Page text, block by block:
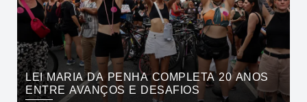
LEI MARIA DA PENHA COMPLETA 20 ANOS
ENTRE AVANÇOS E DESAFIOS